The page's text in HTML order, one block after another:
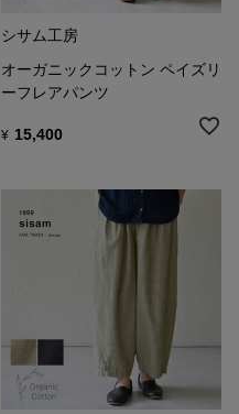
シサム工房
オーガニックコットン ペイズリ
ーフレアパンツ
¥ 15,400